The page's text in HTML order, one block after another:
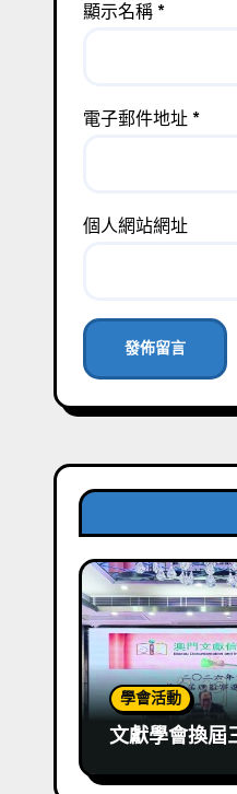
顯示名稱 *
電子郵件地址 *
個人網站網址
學會活動
文獻學會換屆